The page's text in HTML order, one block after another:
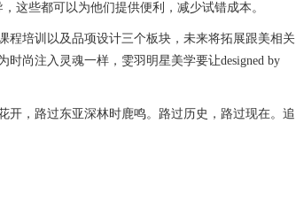
这些都可以为他们提供便利，减少试错成本。
程培训以及品项设计三个板块，未来将拓展跟美相关
尚注入灵魂一样，雯羽明星美学要让designed by
开，路过东亚深林时鹿鸣。路过历史，路过现在。追